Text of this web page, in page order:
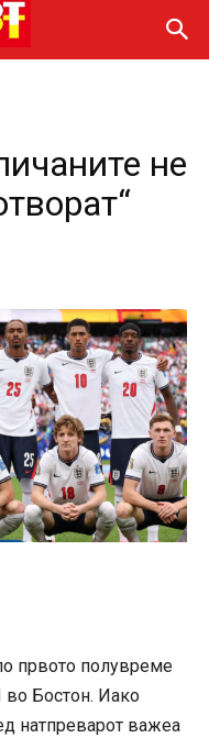
не
првото полувреме
во Бостон. Иако
натпреварот важеа